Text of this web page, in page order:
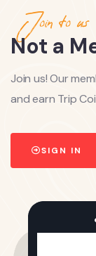
Join to us
Not a
Join us! Our
and earn Trip
SIGN IN